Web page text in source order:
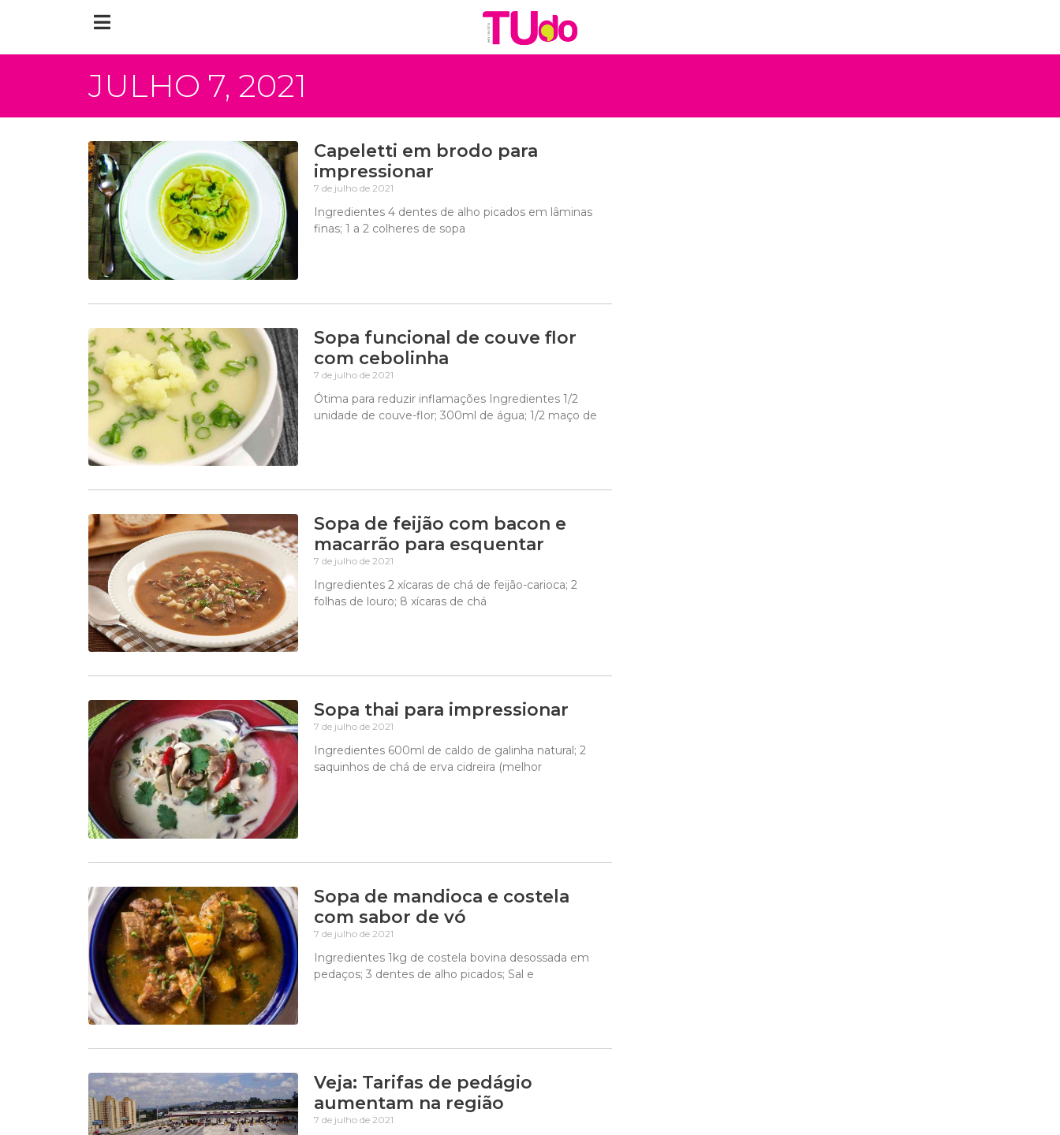
JULHO 7, 2021
Capeletti em brodo para
impressionar
7 de julho de 2021
Ingredientes 4 dentes de alho picados em lâminas
finas; 1 a 2 colheres de sopa
Sopa funcional de couve flor
com cebolinha
7 de julho de 2021
Ótima para reduzir inflamações Ingredientes 1/2
unidade de couve-flor; 300ml de água; 1/2 maço de
Sopa de feijão com bacon e
macarrão para esquentar
7 de julho de 2021
Ingredientes 2 xícaras de chá de feijão-carioca; 2
folhas de louro; 8 xícaras de chá
Sopa thai para impressionar
7 de julho de 2021
Ingredientes 600ml de caldo de galinha natural; 2
saquinhos de chá de erva cidreira (melhor
Sopa de mandioca e costela
com sabor de vó
7 de julho de 2021
Ingredientes 1kg de costela bovina desossada em
pedaços; 3 dentes de alho picados; Sal e
Veja: Tarifas de pedágio
aumentam na região
7 de julho de 2021